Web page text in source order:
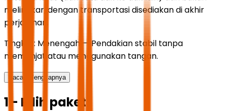
melingkar, dengan transportasi disediakan di akhir
perjalanan.
Tingkat: Menengah — Pendakian stabil tanpa
memanjat atau menggunakan tangan.
Baca selengkapnya
1 - Pilih paket